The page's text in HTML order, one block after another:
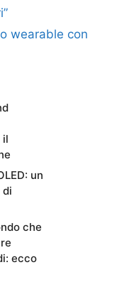
wearable con
il
un
di
che
ecco